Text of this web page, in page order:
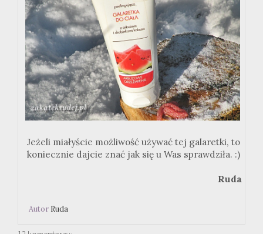
Jeżeli miałyście możliwość używać tej galaretki, to
koniecznie dajcie znać jak się u Was sprawdziła. :)
Ruda
Autor Ruda